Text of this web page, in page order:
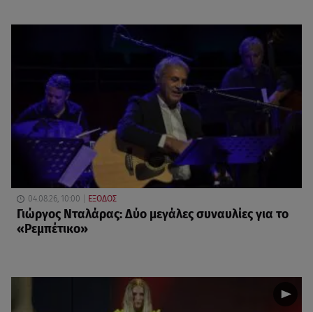
04.08.26, 10:00 ΕΞΟΔΟΣ
Γιώργος Νταλάρας: Δύο μεγάλες συναυλίες για το
«Ρεμπέτικο»